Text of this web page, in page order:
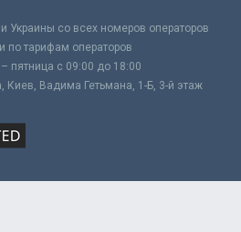
Украины со всех номеров операторов
по тарифам операторов
пятница с 09:00 до 18:00
Киев, Вадима Гетьмана, 1-Б, 3-й этаж